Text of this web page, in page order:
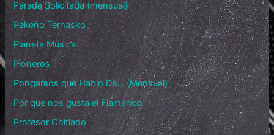
Parada Solicitada (mensual)
Pekeño Ternasko
Planeta Música
Pioneros
Pongamos que Hablo De… (Mensual)
Por que nos gusta el Flamenco
Profesor Chiflado